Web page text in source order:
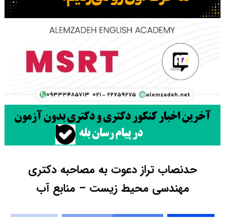
حدنصاب تراز دعوت به مصاحبه دکتری
مهندسی محیط زیست – منابع آب